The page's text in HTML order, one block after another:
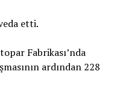
etti.
Fabrikası’nda
ardından 228